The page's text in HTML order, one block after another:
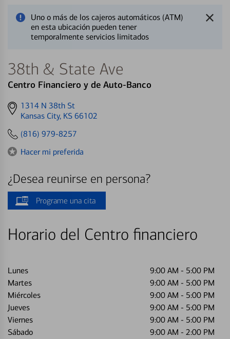
Uno o más de los cajeros automáticos (ATM)
en esta ubicación pueden tener
temporalmente servicios limitados
38th & State Ave
Centro Financiero y de Auto-Banco
Get
directions
1314 N 38th St
Kansas City, KS 66102
(816) 979-8257
Hacer mi preferida
¿Desea reunirse en persona?
Programe una cita
Horario del Centro financiero
Lunes 9:00 AM - 5:00 PM
Martes
9:00 AM - 5:00 PM
Miércoles
9:00 AM - 5:00 PM
Jueves
9:00 AM - 5:00 PM
Viernes
9:00 AM - 5:00 PM
Sábado
9:00 AM - 2:00 PM